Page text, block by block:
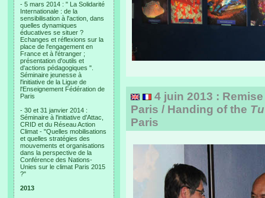
- 5 mars 2014 : " La Solidarité
Internationale : de la
sensibilisation à l'action, dans
quelles dynamiques
éducatives se situer ?
Echanges et réflexions sur la
place de l'engagement en
France et à l'étranger ;
présentation d'outils et
d'actions pédagogiques ".
Séminaire jeunesse à
l'initiative de la Ligue de
l'Enseignement Fédération de
Paris
- 30 et 31 janvier 2014 :
Séminaire à l'initiative d'Attac,
CRID et du Réseau Action
Climat - "Quelles mobilisations
et quelles stratégies des
mouvements et organisations
dans la perspective de la
Conférence des Nations-
Unies sur le climat Paris 2015
?"
2013
4 juin 2013 :
Paris / Handing of the
Paris